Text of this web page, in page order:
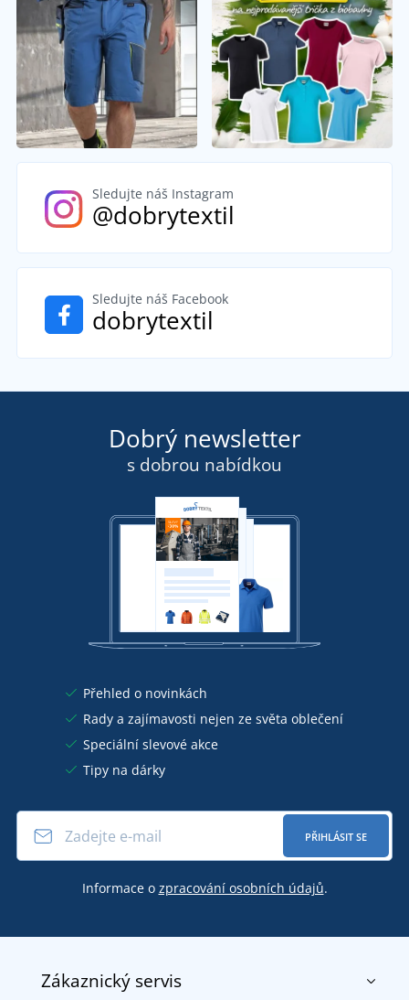
Sledujte náš Instagram
@dobrytextil
Sledujte náš Facebook
dobrytextil
Dobrý newsletter
s dobrou nabídkou
Přehled o novinkách
Rady a zajímavosti nejen ze světa oblečení
Speciální slevové akce
Tipy na dárky
PŘIHLÁSIT SE
Informace o zpracování osobních údajů.
Zákaznický servis